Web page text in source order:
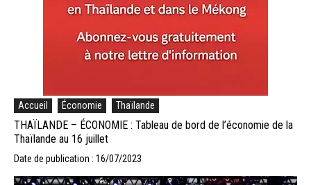
Accueil Économie Thaïlande
THAÏLANDE – ÉCONOMIE : Tableau de bord de l’économie de la
Thaïlande au 16 juillet
Date de publication : 16/07/2023